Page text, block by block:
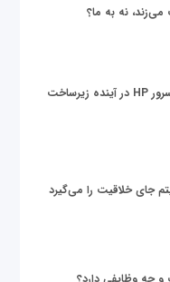
می‌زند، نه به ما؟
زیر پوست دنیای داده؛ نقش سرور HP در آینده زیرساخت
جای خلاقیت را می‌گیرد